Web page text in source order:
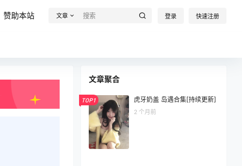
赞助本站 文章 登录 快速注册
文章聚合
TOP1 虎牙奶盖 岛遇合集[持续更新]
2 个月前